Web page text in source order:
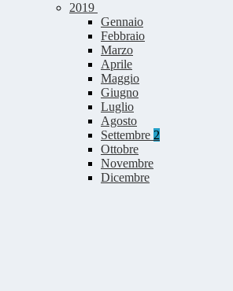
2019
Gennaio
Febbraio
Marzo
Aprile
Maggio
Giugno
Luglio
Agosto
Settembre 2
Ottobre
Novembre
Dicembre